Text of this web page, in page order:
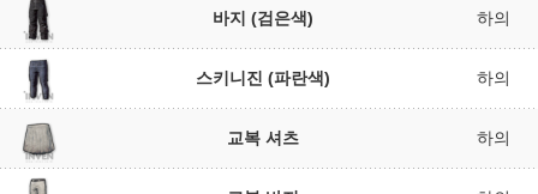
바지 (검은색) 하의
스키니진 (파란색) 하의
교복 셔츠 하의